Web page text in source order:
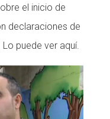
el inicio de
declaraciones de
puede ver aquí.